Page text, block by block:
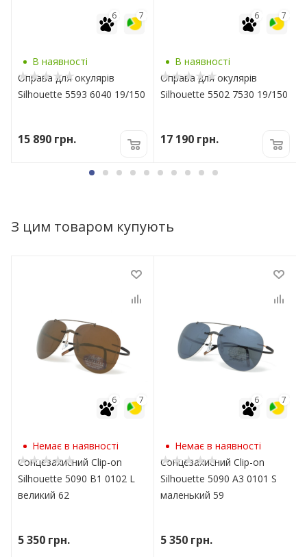
7
6
В наявності
Оправа для окулярів
Silhouette 5593 6040 19/150
15 890 грн.
7
6
В наявності
Оправа для окулярів
Silhouette 5502 7530 19/150
17 190 грн.
З цим товаром купують
7
6
Немає в наявності
Сонцезахисний Clip-on
Silhouette 5090 B1 0102 L
великий 62
5 350 грн.
7
6
Немає в наявності
Сонцезахисний Clip-on
Silhouette 5090 A3 0101 S
маленький 59
5 350 грн.